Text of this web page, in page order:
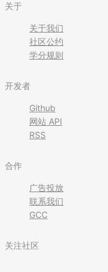
关于
关于我们
社区公约
学分规则
开发者
Github
网站 API
RSS
合作
广告投放
联系我们
GCC
关注社区